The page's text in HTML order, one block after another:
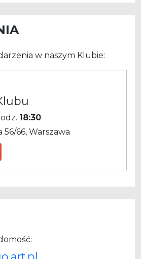
w naszym Klubie:
18:30
56/66, Warszawa